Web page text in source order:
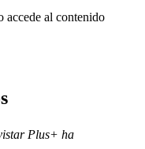
accede al contenido
Plus+ ha